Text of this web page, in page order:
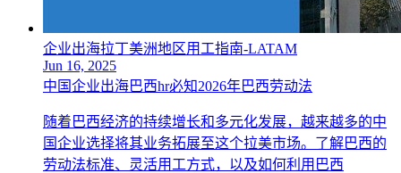
企业出海拉丁美洲地区用工指南-LATAM
Jun 16, 2025
中国企业出海巴西hr必知2026年巴西劳动法
随着巴西经济的持续增长和多元化发展，越来越多的中
国企业选择将其业务拓展至这个拉美市场。了解巴西的
劳动法标准、灵活用工方式，以及如何利用巴西